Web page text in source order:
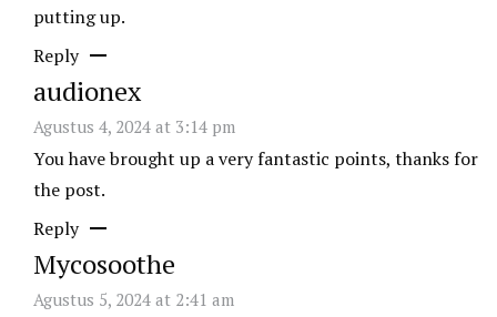
putting up.
Reply
audionex
Agustus 4, 2024 at 3:14 pm
You have brought up a very fantastic points, thanks for
the post.
Reply
Mycosoothe
Agustus 5, 2024 at 2:41 am